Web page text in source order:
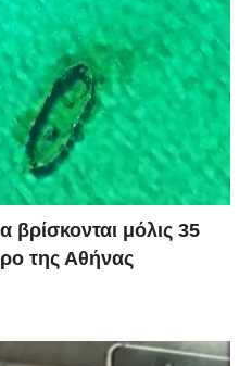
μόλις 35
της Αθήνας